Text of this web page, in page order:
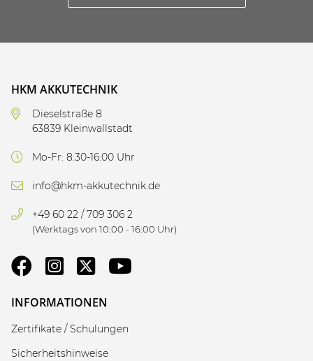
HKM AKKUTECHNIK
Dieselstraße 8
63839 Kleinwallstadt
Mo-Fr: 8:30-16:00 Uhr
info@hkm-akkutechnik.de
+49 60 22 / 709 306 2
(Werktags von 10:00 - 16:00 Uhr)
INFORMATIONEN
Zertifikate / Schulungen
Sicherheitshinweise